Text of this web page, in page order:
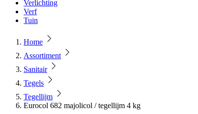
Verlichting
Verf
Tuin
Home
Assortiment
Sanitair
Tegels
Tegellijm
Eurocol 682 majolicol / tegellijm 4 kg